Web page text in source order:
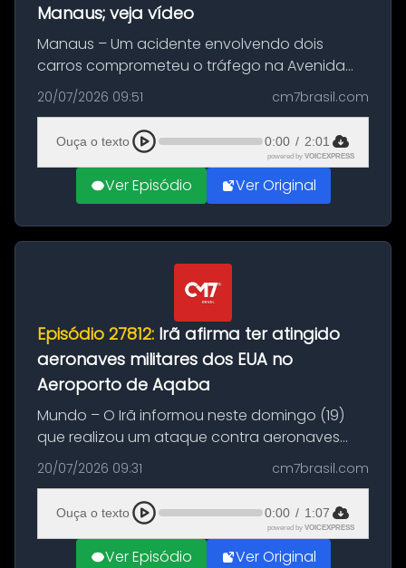
Manaus; veja vídeo
Manaus – Um acidente envolvendo dois
carros comprometeu o tráfego na Avenida
Brasil durante a manhã desta segunda-feira
(20), em frente ao complexo da Prefeitura de
Manaus, na Zona Oeste. A batida ter...
20/07/2026 09:51 cm7brasil.com
Ouça o texto 0:00 / 2:01
powered by VOICEXPRESS
Ver Episódio Ver Original
Episódio 27812: Irã afirma ter atingido
aeronaves militares dos EUA no
Aeroporto de Aqaba
Mundo – O Irã informou neste domingo (19)
que realizou um ataque contra aeronaves
militares dos Estados Unidos estacionadas no
Aeroporto de Aqaba, na Jordânia, durante a
21ª fase da Operação Nasr 2. A...
20/07/2026 09:31 cm7brasil.com
Ouça o texto 0:00 / 1:07
powered by VOICEXPRESS
Ver Episódio Ver Original